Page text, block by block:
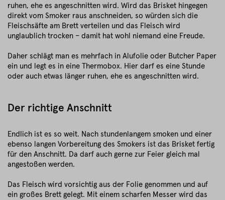
ruhen, ehe es angeschnitten wird. Wird das Brisket hingegen
direkt vom Smoker raus anschneiden, so würden sich die
Fleischsäfte am Brett verteilen und das Fleisch wird
unglaublich trocken – damit hat wohl niemand eine Freude.
Daher schlägt man es mehrfach in Alufolie oder Butcher Paper
ein und legt es in eine Thermobox. Hier darf es eine Stunde
oder auch etwas länger ruhen, ehe es angeschnitten wird.
Der richtige Anschnitt
Endlich ist es so weit. Nach stundenlangem smoken und einer
ebenso langen Vorbereitung des Smokers ist das Brisket fertig
für den Anschnitt. Da darf auch gerne zur Feier gleich mal
angestoßen werden.
Das Fleisch wird vorsichtig aus der Folie genommen und auf
ein großes Brett gelegt. Mit einem scharfen Messer wird das